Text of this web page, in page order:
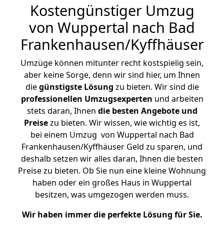
Kostengünstiger Umzug
von Wuppertal nach Bad
Frankenhausen/Kyffhäuser
Umzüge können mitunter recht kostspielig sein,
aber keine Sorge, denn wir sind hier, um Ihnen
diegünstigste Lösung zu bieten. Wir sind die
professionellen Umzugsexperten und arbeiten
stets daran, Ihnen die besten Angebote und
Preisezu bieten. Wir wissen, wie wichtig es ist,
bei einem Umzug von Wuppertal nach Bad
Frankenhausen/Kyffhäuser Geld zu sparen, und
deshalb setzen wir alles daran, Ihnen die besten
Preise zu bieten. Ob Sie nun eine kleine Wohnung
haben oder ein großes Haus in Wuppertal
besitzen, was umgezogen werden muss.
Wir haben immer die perfekte Lösung für Sie.